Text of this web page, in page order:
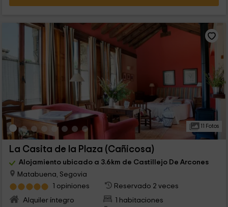
11 Fotos
La Casita de la Plaza (Cañicosa)
Alojamiento ubicado a 3.6km de Castillejo De Arcones
Matabuena, Segovia
1 opiniones
Reservado 2 veces
Alquiler íntegro
1 habitaciones